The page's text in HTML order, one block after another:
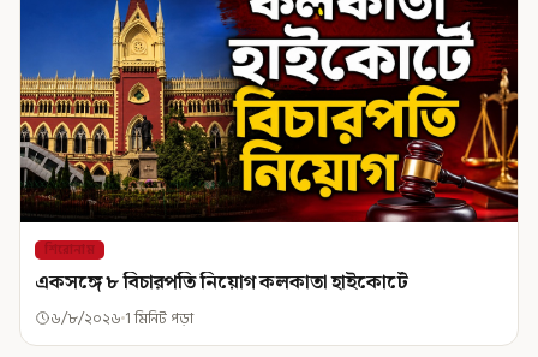
শিরোনাম
একসঙ্গে ৮ বিচারপতি নিয়োগ কলকাতা হাইকোর্টে
৬/৮/২০২৬ 1 মিনিট পড়া